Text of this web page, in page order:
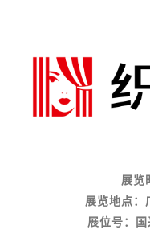
展览
展览地点：
展位号：